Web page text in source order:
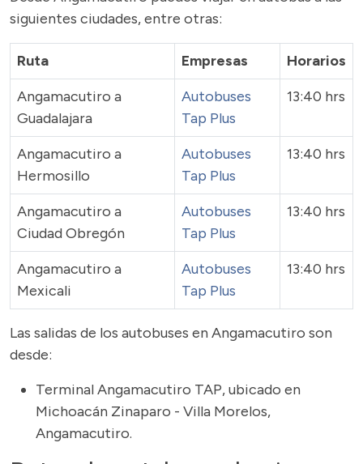
siguientes ciudades, entre otras:
Ruta Empresas
Horarios
Angamacutiro a
Guadalajara
Autobuses
Tap Plus
13:40 hrs
Angamacutiro a
Hermosillo
Autobuses
Tap Plus
13:40 hrs
Angamacutiro a
Ciudad Obregón
Autobuses
Tap Plus
13:40 hrs
Angamacutiro a
Mexicali
Autobuses
Tap Plus
13:40 hrs
Las salidas de los autobuses en Angamacutiro son
desde:
Terminal Angamacutiro TAP, ubicado en
Michoacán Zinaparo - Villa Morelos,
Angamacutiro.